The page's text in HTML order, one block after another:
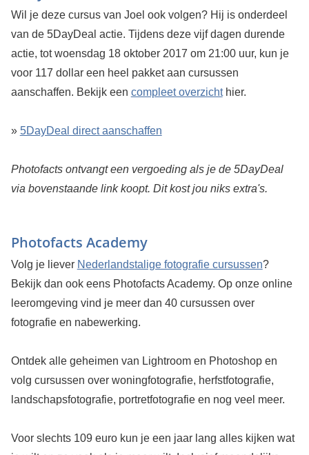
Wil je deze cursus van Joel ook volgen? Hij is onderdeel
van de 5DayDeal actie. Tijdens deze vijf dagen durende
actie, tot woensdag 18 oktober 2017 om 21:00 uur, kun je
voor 117 dollar een heel pakket aan cursussen
aanschaffen. Bekijk een compleet overzichthier.
» 5DayDeal direct aanschaffen
Photofacts ontvangt een vergoeding als je de 5DayDeal
via bovenstaande link koopt. Dit kost jou niks extra's.
Photofacts Academy
Volg je liever Nederlandstalige fotografie cursussen?
Bekijk dan ook eens Photofacts Academy. Op onze online
leeromgeving vind je meer dan 40 cursussen over
fotografie en nabewerking.
Ontdek alle geheimen van Lightroom en Photoshop en
volg cursussen over woningfotografie, herfstfotografie,
landschapsfotografie, portretfotografie en nog veel meer.
Voor slechts 109 euro kun je een jaar lang alles kijken wat